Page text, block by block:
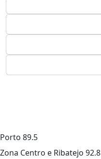
Porto 89.5
Zona Centro e Ribatejo 92.8